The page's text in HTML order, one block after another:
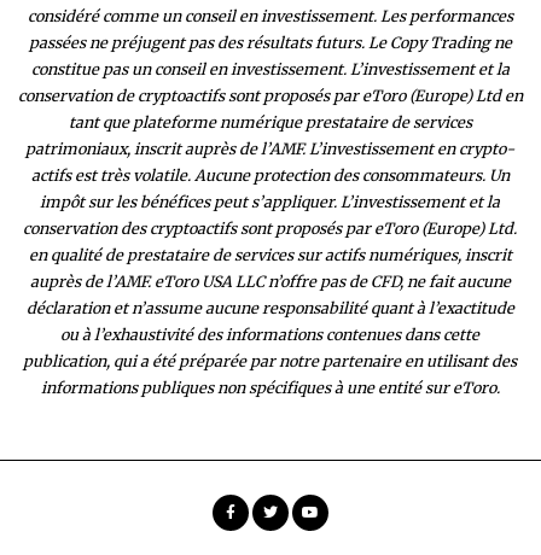
considéré comme un conseil en investissement. Les performances
passées ne préjugent pas des résultats futurs. Le Copy Trading ne
constitue pas un conseil en investissement. L’investissement et la
conservation de cryptoactifs sont proposés par eToro (Europe) Ltd en
tant que plateforme numérique prestataire de services
patrimoniaux, inscrit auprès de l’AMF. L’investissement en crypto-
actifs est très volatile. Aucune protection des consommateurs. Un
impôt sur les bénéfices peut s’appliquer. L’investissement et la
conservation des cryptoactifs sont proposés par eToro (Europe) Ltd.
en qualité de prestataire de services sur actifs numériques, inscrit
auprès de l’AMF. eToro USA LLC n’offre pas de CFD, ne fait aucune
déclaration et n’assume aucune responsabilité quant à l’exactitude
ou à l’exhaustivité des informations contenues dans cette
publication, qui a été préparée par notre partenaire en utilisant des
informations publiques non spécifiques à une entité sur eToro.